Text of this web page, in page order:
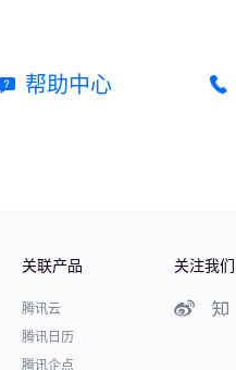
帮助中心
关联产品
腾讯云
腾讯日历
腾讯企点
关注我们